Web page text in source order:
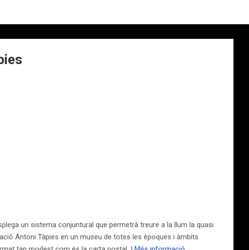
un sistema conjuntural que permetrà treure a la llum la quasi
Antoni Tàpies en un museu de totes les èpoques i àmbits